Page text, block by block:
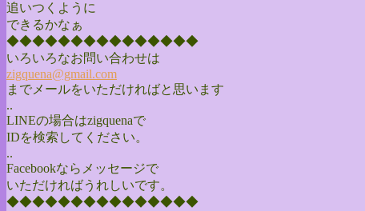
追いつくように
できるかなぁ
◆◆◆◆◆◆◆◆◆◆◆◆◆◆◆
いろいろなお問い合わせは
zigquena@gmail.com
までメールをいただければと思います
..
LINEの場合はzigquenaで
IDを検索してください。
..
Facebookならメッセージで
いただければうれしいです。
◆◆◆◆◆◆◆◆◆◆◆◆◆◆◆